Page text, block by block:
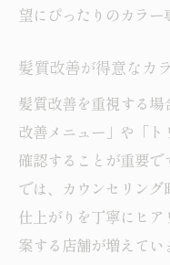
望にぴったりのカラー
髪質改善が得意なカ
髪質改善を重視する
改善メニュー」や「
確認することが重要
では、カウンセリン
仕上がりを丁寧にヒ
案する店舗が増えてい